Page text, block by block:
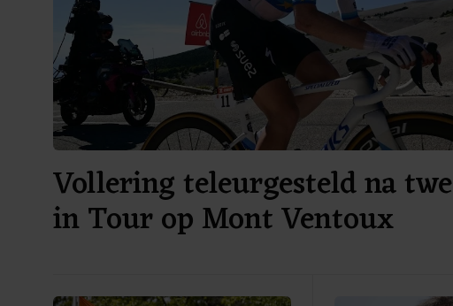
Vollering teleurgesteld na
in Tour op Mont Ventoux